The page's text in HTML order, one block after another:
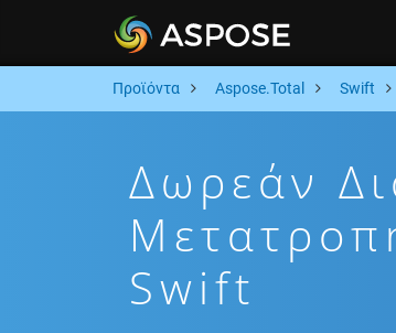
Προϊόντα Aspose.Total Swift
Δωρεάν
Swift